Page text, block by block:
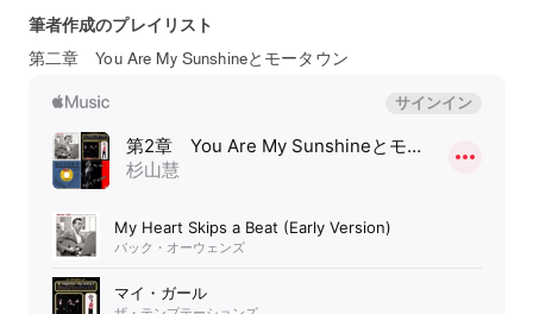
筆者作成のプレイリスト
第二章 You Are My Sunshineとモータウン